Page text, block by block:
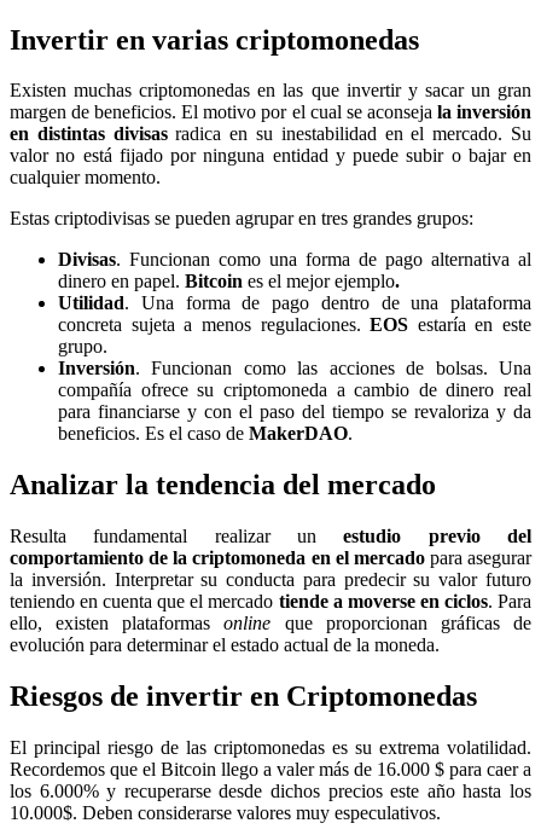
Invertir en varias criptomonedas
Existen muchas criptomonedas en las que invertir y sacar un gran
margen de beneficios. El motivo por el cual se aconseja la inversión
en distintas divisasradica en su inestabilidad en el mercado. Su
valor no está fijado por ninguna entidad y puede subir o bajar en
cualquier momento.
Estas criptodivisas se pueden agrupar en tres grandes grupos:
Divisas. Funcionan como una forma de pago alternativa al
dinero en papel. Bitcoin es el mejor ejemplo.
Utilidad. Una forma de pago dentro de una plataforma
concreta sujeta a menos regulaciones.EOS estaría en este
grupo.
Inversión. Funcionan como las acciones de bolsas. Una
compañía ofrece su criptomoneda a cambio de dinero real
para financiarse y con el paso del tiempo se revaloriza y da
beneficios. Es el caso de MakerDAO.
Analizar la tendencia del mercado
Resulta fundamental realizar un estudio previo del
comportamiento de la criptomoneda en el mercado para asegurar
la inversión. Interpretar su conducta para predecir su valor futuro
teniendo en cuenta que el mercado tiende a moverse en ciclos. Para
ello, existen plataformasonline que proporcionan gráficas de
evolución para determinar el estado actual de la moneda.
Riesgos de invertir en Criptomonedas
El principal riesgo de las criptomonedas es su extrema volatilidad.
Recordemos que el Bitcoin llego a valer más de 16.000 $ para caer a
los 6.000% y recuperarse desde dichos precios este año hasta los
10.000$. Deben considerarse valores muy especulativos.